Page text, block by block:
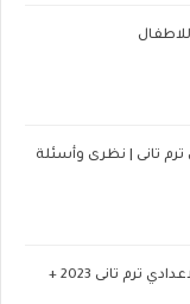
تانى | نظرى وأسئلة
مراجعة رياضيات للصف الثالث الاعدادي ترم تانى 2023 +